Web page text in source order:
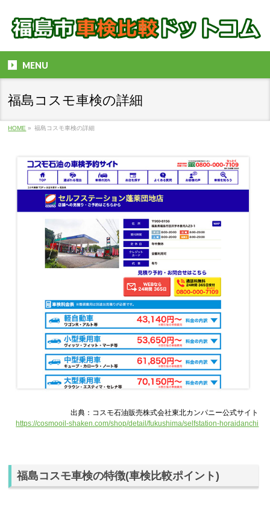
MENU
福島コスモ車検の詳細
HOME » 福島コスモ車検の詳細
出典：コスモ石油販売株式会社東北カンパニー公式サイト
https://cosmooil-shaken.com/shop/detail/fukushima/selfstation-horaidanchi
福島コスモ車検の特徴(車検比較ポイント)